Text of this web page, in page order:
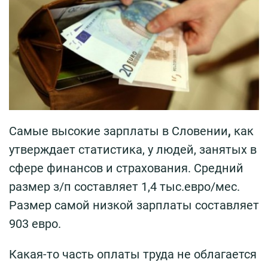
Самые высокие зарплаты в Словении, как
утверждает статистика, у людей, занятых в
сфере финансов и страхования. Средний
размер з/п составляет 1,4 тыс.евро/мес.
Размер самой низкой зарплаты составляет
903 евро.
Какая-то часть оплаты труда не облагается